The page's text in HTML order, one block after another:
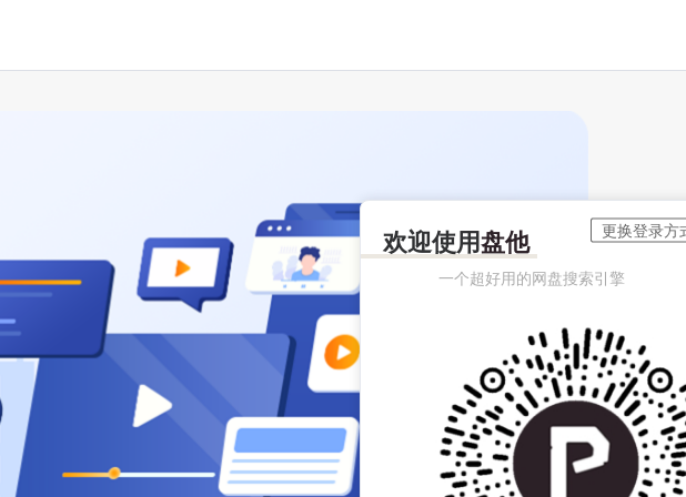
欢迎使用盘他
一个超好用的网盘搜索引擎